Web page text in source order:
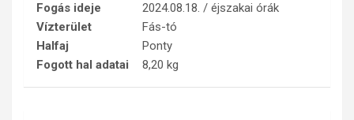
Fogás ideje
2024.08.18. / éjszakai órák
Vízterület
Fás-tó
Halfaj
Ponty
Fogott hal adatai
8,20 kg